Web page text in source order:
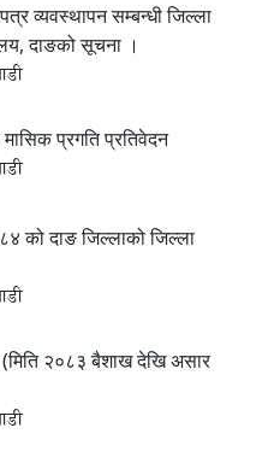
व्यवस्थापन सम्बन्धी जिल्ला
दाङको सूचना ।
प्रगति प्रतिवेदन
को दाङ जिल्लाको जिल्ला
२०८३ बैशाख देखि असार